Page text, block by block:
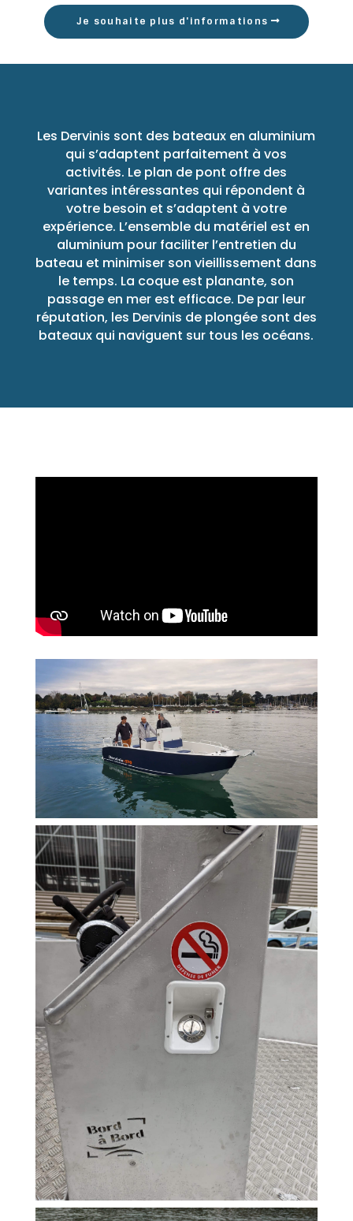
Je souhaite plus d'informations
Les Dervinis sont des bateaux en aluminium
qui s’adaptent parfaitement à vos
activités. Le plan de pont offre des
variantes intéressantes qui répondent à
votre besoin et s’adaptent à votre
expérience. L’ensemble du matériel est en
aluminium pour faciliter l’entretien du
bateau et minimiser son vieillissement dans
le temps. La coque est planante, son
passage en mer est efficace. De par leur
réputation, les Dervinis de plongée sont des
bateaux qui naviguent sur tous les océans.